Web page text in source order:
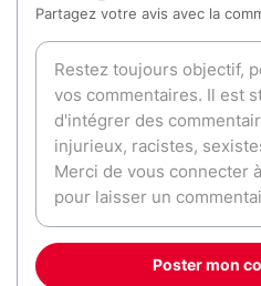
Partagez votre avis avec la
Poster mon